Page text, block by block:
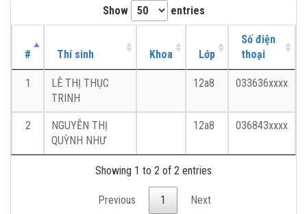
Show entries
# Thí sinh Khoa Lớp
Số điện
thoại
1
LÊ THỊ THỤC
TRINH
12a8 033636xxxx
2
NGUYỄN THỊ
QUỲNH NHƯ
12a8 036843xxxx
Showing 1 to 2 of 2 entries
Previous 1 Next